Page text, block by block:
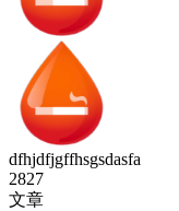
dfhjdfjgffhsgsdasfa
2827
文章